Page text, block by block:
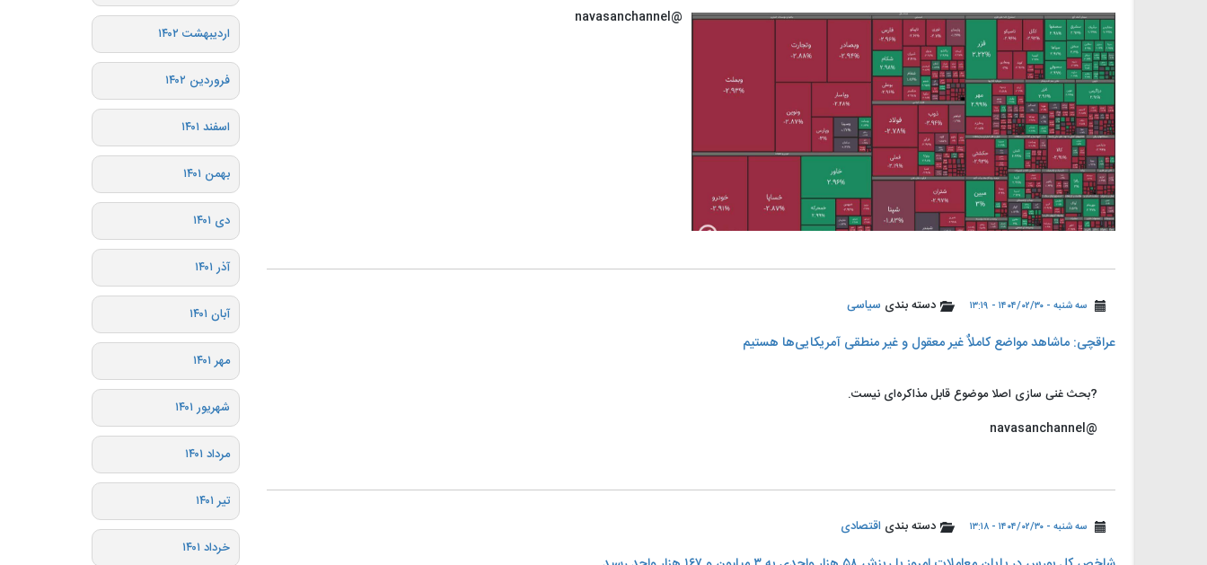
@navasanchannel
سه شنبه - ۱۴۰۴/۰۲/۳۰ - ۱۳:۱۹ دسته بندی سیاسی
عراقچی: ماشاهد مواضع کاملاٌ غیر معقول و غیر منطقی آمریکایی‌ها هستیم
?بحث غنی سازی اصلا موضوع قابل مذاکره‌ای نیست.
@navasanchannel
سه شنبه - ۱۴۰۴/۰۲/۳۰ - ۱۳:۱۸ دسته بندی اقتصادی
اردیبهشت ۱۴۰۲
فروردین ۱۴۰۲
اسفند ۱۴۰۱
بهمن ۱۴۰۱
دی ۱۴۰۱
آذر ۱۴۰۱
آبان ۱۴۰۱
مهر ۱۴۰۱
شهریور ۱۴۰۱
مرداد ۱۴۰۱
تیر ۱۴۰۱
خرداد ۱۴۰۱